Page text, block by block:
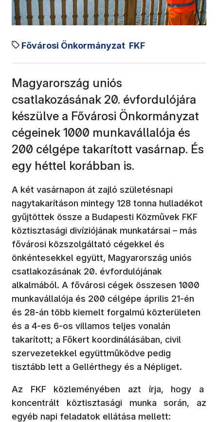
Fővárosi Önkormányzat FKF
Magyarország uniós
csatlakozásának 20. évfordulójára
készülve a Fővárosi Önkormányzat
cégeinek 1000 munkavállalója és
200 célgépe takarított vasárnap. És
egy héttel korábban is.
A két vasárnapon át zajló születésnapi
nagytakarításon mintegy 128 tonna hulladékot
gyűjtöttek össze a Budapesti Közművek FKF
köztisztasági divíziójának munkatársai – más
fővárosi közszolgáltató cégekkel és
önkéntesekkel együtt, Magyarország uniós
csatlakozásának 20. évfordulójának
alkalmából. A fővárosi cégek összesen 1000
munkavállalója és 200 célgépe április 21-én
és 28-án több kiemelt forgalmú közterületen
és a 4-es 6-os villamos teljes vonalán
takarított; a Főkert koordinálásában, civil
szervezetekkel együttműködve pedig
tisztább lett a Gellérthegy és a Népliget.
Az FKF közleményében azt írja, hogy a
koncentrált köztisztasági munka során, az
egyéb napi feladatok ellátása mellett: